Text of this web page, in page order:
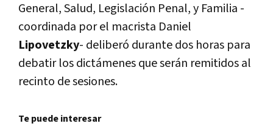
General, Salud, Legislación Penal, y Familia -
coordinada por el macrista Daniel
Lipovetzky- deliberó durante dos horas para
debatir los dictámenes que serán remitidos al
recinto de sesiones.
Te puede interesar